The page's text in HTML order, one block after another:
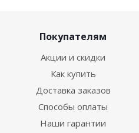
Покупателям
Акции и скидки
Как купить
Доставка заказов
Способы оплаты
Наши гарантии